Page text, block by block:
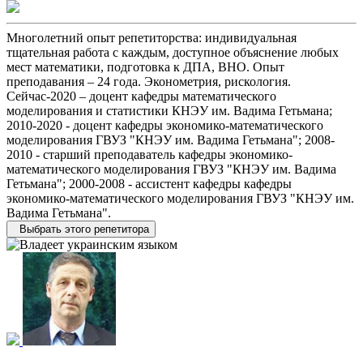
Многолетний опыт репетиторства: индивидуальная
тщательная работа с каждым, доступное объяснение любых
мест математики, подготовка к ДПА, ВНО. Опыт
преподавания – 24 года. Эконометрия, рискология.
Сейчас-2020 – доцент кафедры математического
моделирования и статистики КНЭУ им. Вадима Гетьмана;
2010-2020 - доцент кафедры экономико-математического
моделирования ГВУЗ "КНЭУ им. Вадима Гетьмана"; 2008-
2010 - старший преподаватель кафедры экономико-
математического моделирования ГВУЗ "КНЭУ им. Вадима
Гетьмана"; 2000-2008 - ассистент кафедры кафедры
экономико-математического моделирования ГВУЗ "КНЭУ им.
Вадима Гетьмана".
Выбрать этого репетитора